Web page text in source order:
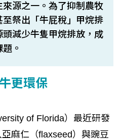
源之一。為了抑制農牧
祭出「牛屁稅」甲烷排
減少牛隻甲烷排放，成
。
更環保
of Florida）最近研發
麻仁（flaxseed）與豌豆